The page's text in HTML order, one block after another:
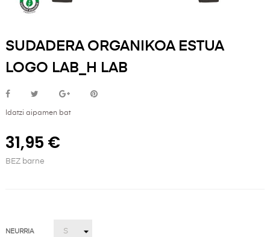
SUDADERA ORGANIKOA ESTUA
LOGO LAB_H LAB
Idatzi aipamen bat
31,95 €
BEZ barne
NEURRIA